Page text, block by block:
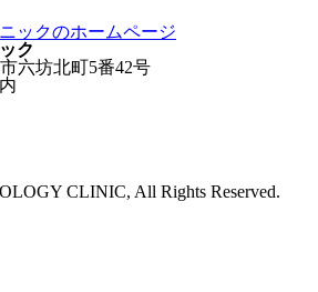
ク
六坊北町5番42号
CLINIC, All Rights Reserved.